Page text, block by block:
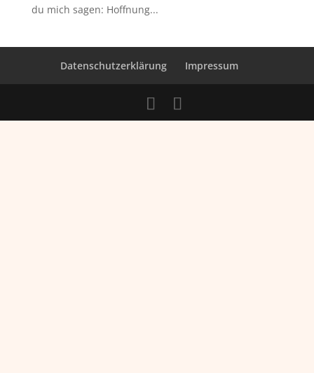
du mich sagen: Hoffnung...
Datenschutzerklärung Impressum